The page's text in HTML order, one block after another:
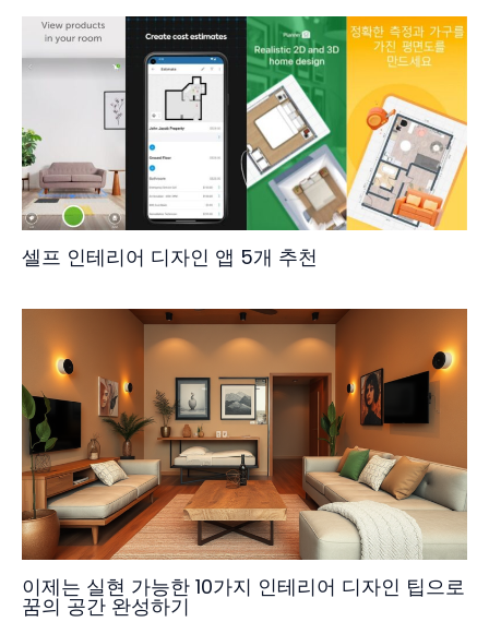
셀프 인테리어 디자인 앱 5개 추천
이제는 실현 가능한 10가지 인테리어 디자인 팁으로
꿈의 공간 완성하기